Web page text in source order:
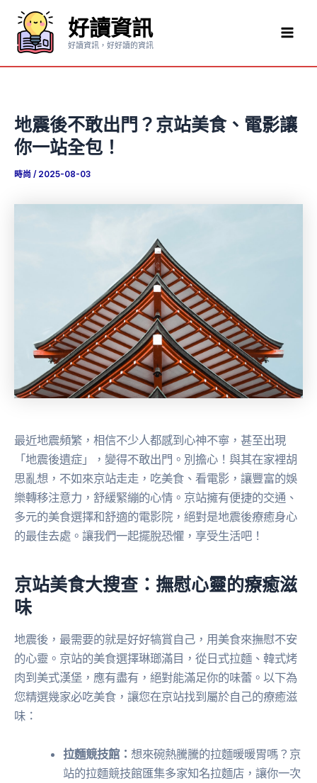
要
好讀資訊
好讀資訊，好好讀的資訊
地震後不敢出門？京站美食、電影讓
你一站全包！
時尚 / 2025-08-03
最近地震頻繁，相信不少人都感到心神不寧，甚至出現
「地震後遺症」，變得不敢出門。別擔心！與其在家裡胡
思亂想，不如來京站走走，吃美食、看電影，讓豐富的娛
樂轉移注意力，舒緩緊繃的心情。京站擁有便捷的交通、
多元的美食選擇和舒適的電影院，絕對是地震後療癒身心
的最佳去處。讓我們一起擺脫恐懼，享受生活吧！
京站美食大搜查：撫慰心靈的療癒滋
味
地震後，最需要的就是好好犒賞自己，用美食來撫慰不安
的心靈。京站的美食選擇琳瑯滿目，從日式拉麵、韓式烤
肉到美式漢堡，應有盡有，絕對能滿足你的味蕾。以下為
您精選幾家必吃美食，讓您在京站找到屬於自己的療癒滋
味：
拉麵競技館：想來碗熱騰騰的拉麵暖暖胃嗎？京
站的拉麵競技館匯集多家知名拉麵店，讓你一次